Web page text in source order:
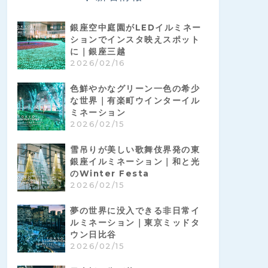
銀座空中庭園がLEDイルミネー
ションでインスタ映えスポット
に｜銀座三越
2026/02/16
色鮮やかなグリーン一色の希少
な世界｜有楽町ウインターイル
ミネーション
2026/02/15
雪吊りが美しい歌舞伎界発の東
銀座イルミネーション｜和と光
のWinter Festa
2026/02/15
夢の世界に没入できる非日常イ
ルミネーション｜東京ミッドタ
ウン日比谷
2026/02/15